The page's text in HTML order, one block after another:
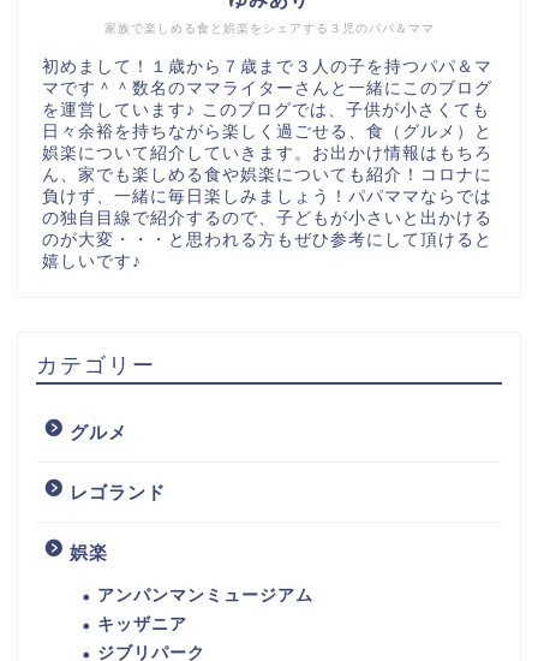
家族で楽しめる食と娯楽をシェアする３児のパパ＆ママ
初めまして！１歳から７歳まで３人の子を持つパパ＆マ
マです＾＾数名のママライターさんと一緒にこのブログ
を運営しています♪ このブログでは、子供が小さくても
日々余裕を持ちながら楽しく過ごせる、食（グルメ）と
娯楽について紹介していきます。お出かけ情報はもちろ
ん、家でも楽しめる食や娯楽についても紹介！コロナに
負けず、一緒に毎日楽しみましょう！パパママならでは
の独自目線で紹介するので、子どもが小さいと出かける
のが大変・・・と思われる方もぜひ参考にして頂けると
嬉しいです♪
カテゴリー
グルメ
レゴランド
娯楽
アンパンマンミュージアム
キッザニア
ジブリパーク